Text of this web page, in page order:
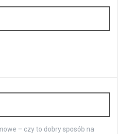
– czy to dobry sposób na